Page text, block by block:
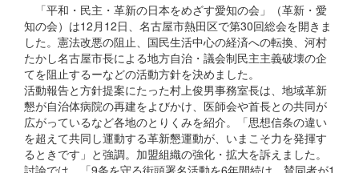
「平和・民主・革新の日本をめざす愛知の会」（革新・愛
知の会）は12月12日、名古屋市熱田区で第30回総会を開きま
した。憲法改悪の阻止、国民生活中心の経済への転換、河村
たかし名古屋市長による地方自治・議会制民主主義破壊の企
てを阻止するーなどの活動方針を決めました。
活動報告と方針提案にたった村上俊男事務室長は、地域革新
懇が自治体病院の再建をよびかけ、医師会や首長との共同が
広がっているなど各地のとりくみを紹介。「思想信条の違い
を超えて共同し運動する革新懇運動が、いまこそ力を発揮す
るときです」と強調。加盟組織の強化・拡大を訴えました。
討論では、「9条を守る街頭署名活動を6年間続け、賛同者が1